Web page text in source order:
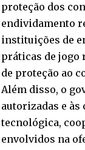
proteção dos
endividamento
instituições de
práticas de jogo
de proteção ao
Além disso, o
autorizadas e
tecnológica,
envolvidos na